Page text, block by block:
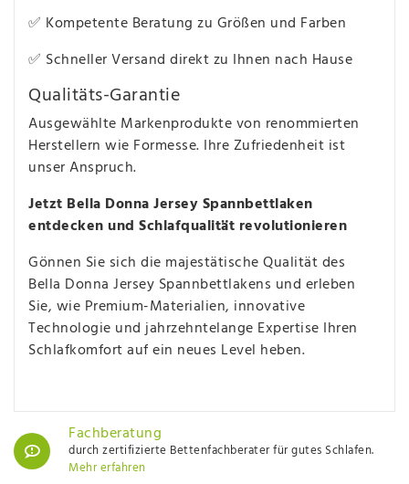
✅ Kompetente Beratung zu Größen und Farben
✅ Schneller Versand direkt zu Ihnen nach Hause
Qualitäts-Garantie
Ausgewählte Markenprodukte von renommierten
Herstellern wie Formesse. Ihre Zufriedenheit ist
unser Anspruch.
Jetzt Bella Donna Jersey Spannbettlaken
entdecken und Schlafqualität revolutionieren
Gönnen Sie sich die majestätische Qualität des
Bella Donna Jersey Spannbettlakens und erleben
Sie, wie Premium-Materialien, innovative
Technologie und jahrzehntelange Expertise Ihren
Schlafkomfort auf ein neues Level heben.
Fachberatung
durch zertifizierte Bettenfachberater für gutes Schlafen.
Mehr erfahren